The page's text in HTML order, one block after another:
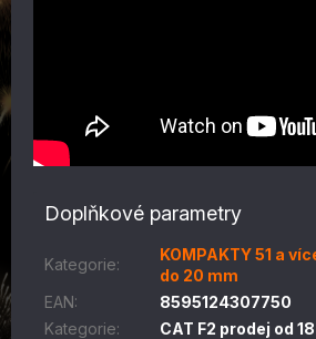
Doplňkové parametry
Kategorie:
KOMPAKTY 51 a
do 20 mm
EAN:
8595124307750
Kategorie:
CAT F2 prodej od